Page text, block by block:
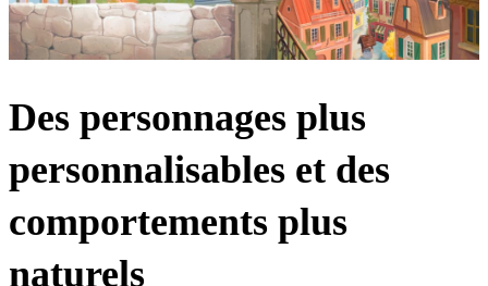
Des personnages plus
personnalisables et des
comportements plus
naturels